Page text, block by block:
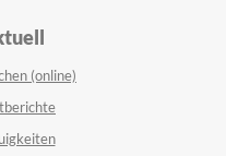
(online)